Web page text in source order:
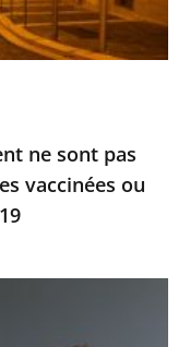
ne sont pas
vaccinées ou